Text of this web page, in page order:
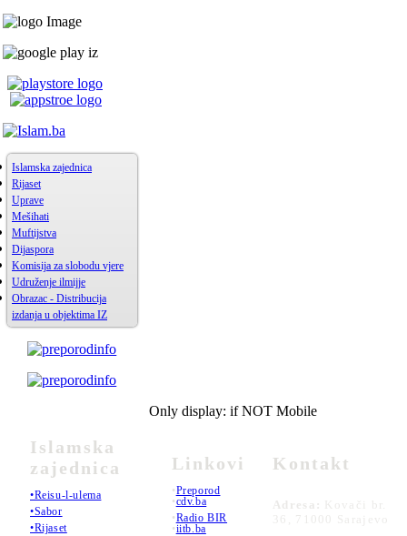
Islamska zajednica
Rijaset
Uprave
Mešihati
Muftijstva
Dijaspora
Komisija za slobodu vjere
Udruženje ilmijje
Obrazac - Distribucija
izdanja u objektima IZ
Islamska
zajednica
•Reisu-l-ulema
•Sabor
•Rijaset
Only display: if NOT Mobile
Linkovi
•Preporod
•cdv.ba
•Radio BIR
•iitb.ba
Kontakt
Adresa:
Kovači br.
36, 71000 Sarajevo